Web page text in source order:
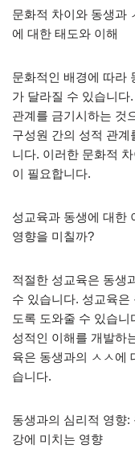
문화적 차이와 동생과
에 대한 태도와 이해
문화적인 배경에 따라
가 달라질 수 있습니다
관계를 금기시하는 것
구성원 간의 성적 관
니다. 이러한 문화적
이 필요합니다.
성교육과 동생에 대한
영향을 미칠까?
적절한 성교육은 동생
수 있습니다. 성교육
도록 도와줄 수 있습
성적인 이해를 개발하
육은 동생과의 ㅅㅅ에
습니다.
동생과의 심리적 영향:
강에 미치는 영향